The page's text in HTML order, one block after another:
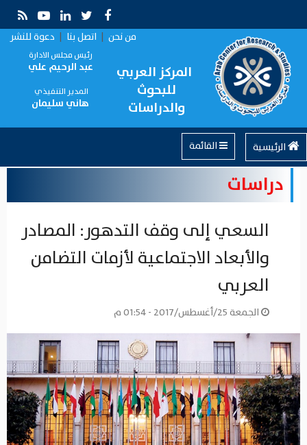
من نحن | اتصل بنا | دعوة للنشر
المركز العربي
للبحوث
والدراسات
رئيس مجلس الادارة
عبد الرحيم علي
المدير التنفيذي
هاني سليمان
الرئيسية
دراسات
السعي إلى وقف التدهور: المصادر
والأبعاد الاجتماعية لأزمات التضامن
العربي
الجمعة 25/أغسطس/2017 - 01:54 م